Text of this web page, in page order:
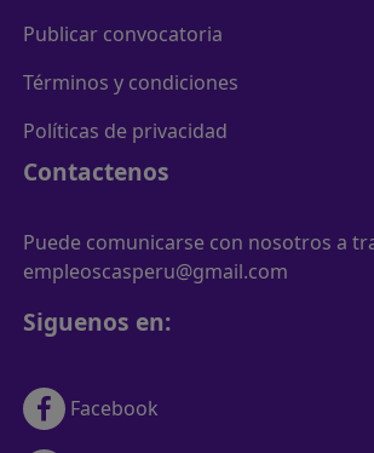
Publicar convocatoria
Términos y condiciones
Políticas de privacidad
Contactenos
Puede comunicarse con nosotros a
empleoscasperu@gmail.com
Siguenos en:
Facebook